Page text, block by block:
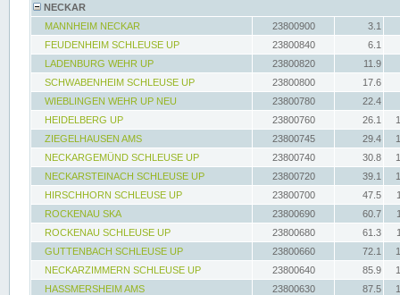
NECKAR
MANNHEIM NECKAR
23800900
3.1
FEUDENHEIM SCHLEUSE UP
23800840
6.1
LADENBURG WEHR UP
23800820
11.9
SCHWABENHEIM SCHLEUSE UP
23800800
17.6
WIEBLINGEN WEHR UP NEU
23800780
22.4
HEIDELBERG UP
23800760 26.1
ZIEGELHAUSEN AMS
23800745 29.4
NECKARGEMÜND SCHLEUSE UP
23800740 30.8
NECKARSTEINACH SCHLEUSE UP
23800720 39.1
HIRSCHHORN SCHLEUSE UP
23800700 47.5
ROCKENAU SKA
23800690 60.7
ROCKENAU SCHLEUSE UP
23800680 61.3
GUTTENBACH SCHLEUSE UP
23800660 72.1
NECKARZIMMERN SCHLEUSE UP
23800640 85.9
HASSMERSHEIM AMS
23800630 87.5